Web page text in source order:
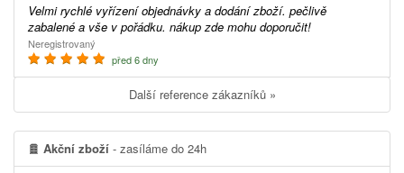
Velmi rychlé vyřízení objednávky a dodání zboží. pečlivě
zabalené a vše v pořádku. nákup zde mohu doporučit!
Neregistrovaný
před 6 dny
Další reference zákazníků »
Akční zboží - zasíláme do 24h